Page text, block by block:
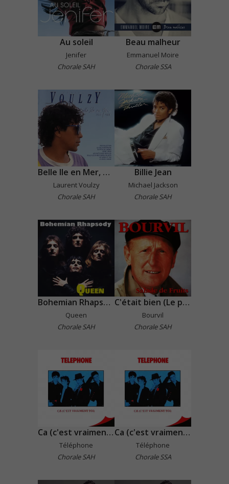
Au soleil
Jenifer
Chorale SAH
Beau malheur
Emmanuel Moire
Chorale SSA
Belle Ile en Mer, Marie Galante
Laurent Voulzy
Chorale SAH
Billie Jean
Michael Jackson
Chorale SAH
Bohemian Rhapsody
Queen
Chorale SAH
C'était bien (Le petit bal perdu)
Bourvil
Chorale SAH
Ca (c'est vraiment toi)
Téléphone
Chorale SAH
Ca (c'est vraiment toi)
Téléphone
Chorale SSA